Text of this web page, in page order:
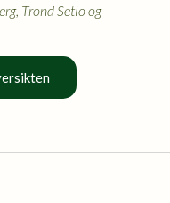
Trond Setlo og